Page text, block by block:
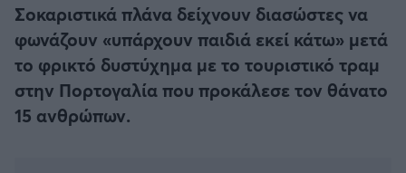
Κηφισιά
Αστέρας Τρίπολης
Παναιτωλικός
Σοκαριστικά πλάνα δείχνουν διασώστες να
φωνάζουν «υπάρχουν παιδιά εκεί κάτω» μετά
το φρικτό δυστύχημα με το τουριστικό τραμ
στην Πορτογαλία που προκάλεσε τον θάνατο
15 ανθρώπων.